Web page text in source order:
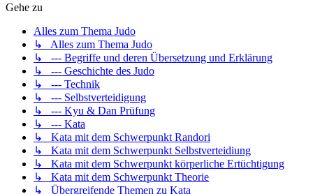
Gehe zu
Alles zum Thema Judo
↳ Alles zum Thema Judo
↳ --- Begriffe und deren Übersetzung und Erklärung
↳ --- Geschichte des Judo
↳ --- Technik
↳ --- Selbstverteidigung
↳ --- Kyu & Dan Prüfung
↳ --- Kata
↳ Kata mit dem Schwerpunkt Randori
↳ Kata mit dem Schwerpunkt Selbstverteidiung
↳ Kata mit dem Schwerpunkt körperliche Ertüchtigung
↳ Kata mit dem Schwerpunkt Theorie
↳ Übergreifende Themen zu Kata